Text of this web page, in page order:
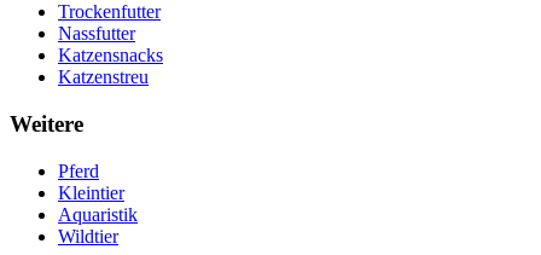
Trockenfutter
Nassfutter
Katzensnacks
Katzenstreu
Weitere
Pferd
Kleintier
Aquaristik
Wildtier